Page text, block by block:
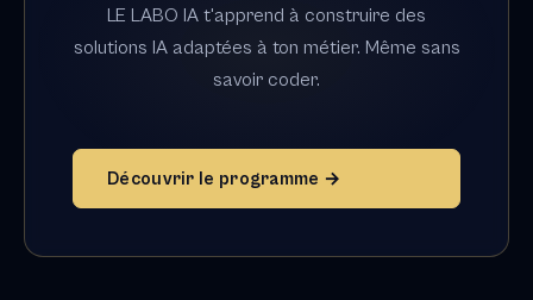
LE LABO IA t'apprend à construire des
solutions IA adaptées à ton métier. Même sans
savoir coder.
Découvrir le programme →